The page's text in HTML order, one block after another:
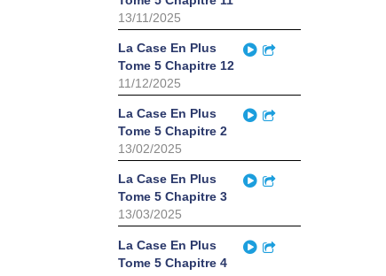
13/11/2025
La Case En Plus
Tome 5 Chapitre 12
11/12/2025
Play
La Case En Plus
Tome 5 Chapitre 2
13/02/2025
Play
La Case En Plus
Tome 5 Chapitre 3
13/03/2025
Play
La Case En Plus
Tome 5 Chapitre 4
Play